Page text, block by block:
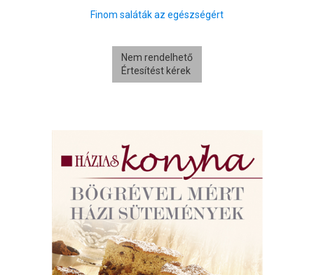
Finom saláták az egészségért
Nem rendelhető
Értesítést kérek